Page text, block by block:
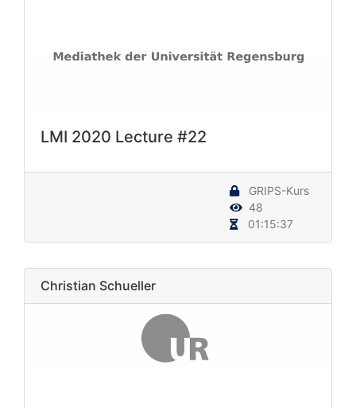
LMI 2020 Lecture #22
GRIPS-Kurs
48
01:15:37
Christian Schueller